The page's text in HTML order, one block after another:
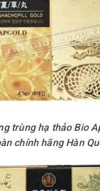
trùng hạ thảo Bio
chính hãng Hàn